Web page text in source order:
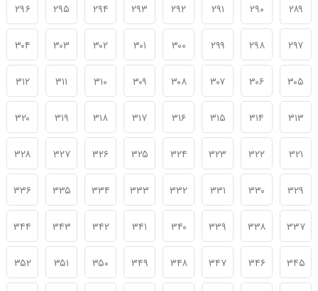
۲۸۹ ۲۹۰ ۲۹۱ ۲۹۲ ۲۹۳ ۲۹۴ ۲۹۵ ۲۹۶
۲۹۷ ۲۹۸ ۲۹۹ ۳۰۰ ۳۰۱ ۳۰۲ ۳۰۳ ۳۰۴
۳۰۵ ۳۰۶ ۳۰۷ ۳۰۸ ۳۰۹ ۳۱۰ ۳۱۱ ۳۱۲
۳۱۳ ۳۱۴ ۳۱۵ ۳۱۶ ۳۱۷ ۳۱۸ ۳۱۹ ۳۲۰
۳۲۱ ۳۲۲ ۳۲۳ ۳۲۴ ۳۲۵ ۳۲۶ ۳۲۷ ۳۲۸
۳۲۹ ۳۳۰ ۳۳۱ ۳۳۲ ۳۳۳ ۳۳۴ ۳۳۵ ۳۳۶
۳۳۷ ۳۳۸ ۳۳۹ ۳۴۰ ۳۴۱ ۳۴۲ ۳۴۳ ۳۴۴
۳۴۵ ۳۴۶ ۳۴۷ ۳۴۸ ۳۴۹ ۳۵۰ ۳۵۱ ۳۵۲